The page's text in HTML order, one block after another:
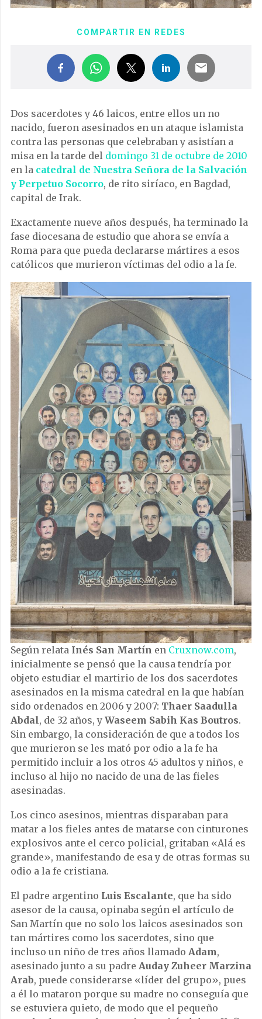
COMPARTIR EN REDES
Dos sacerdotes y 46 laicos, entre ellos un no
nacido, fueron asesinados en un ataque islamista
contra las personas que celebraban y asistían a
misa en la tarde del domingo 31 de octubre de 2010
en la catedral de Nuestra Señora de la Salvación
y Perpetuo Socorro, de rito siríaco, en Bagdad,
capital de Irak.
Exactamente nueve años después, ha terminado la
fase diocesana de estudio que ahora se envía a
Roma para que pueda declararse mártires a esos
católicos que murieron víctimas del odio a la fe.
Según relata Inés San Martín en Cruxnow.com,
inicialmente se pensó que la causa tendría por
objeto estudiar el martirio de los dos sacerdotes
asesinados en la misma catedral en la que habían
sido ordenados en 2006 y 2007: Thaer Saadulla
Abdal, de 32 años, y Waseem Sabih Kas Boutros.
Sin embargo, la consideración de que a todos los
que murieron se les mató por odio a la fe ha
permitido incluir a los otros 45 adultos y niños, e
incluso al hijo no nacido de una de las fieles
asesinadas.
Los cinco asesinos, mientras disparaban para
matar a los fieles antes de matarse con cinturones
explosivos ante el cerco policial, gritaban «Alá es
grande», manifestando de esa y de otras formas su
odio a la fe cristiana.
El padre argentino Luis Escalante, que ha sido
asesor de la causa, opinaba según el artículo de
San Martín que no solo los laicos asesinados son
tan mártires como los sacerdotes, sino que
incluso un niño de tres años llamado Adam,
asesinado junto a su padre Auday Zuheer Marzina
Arab, puede considerarse «líder del grupo», pues
a él lo mataron porque su madre no conseguía que
se estuviera quieto, de modo que el pequeño